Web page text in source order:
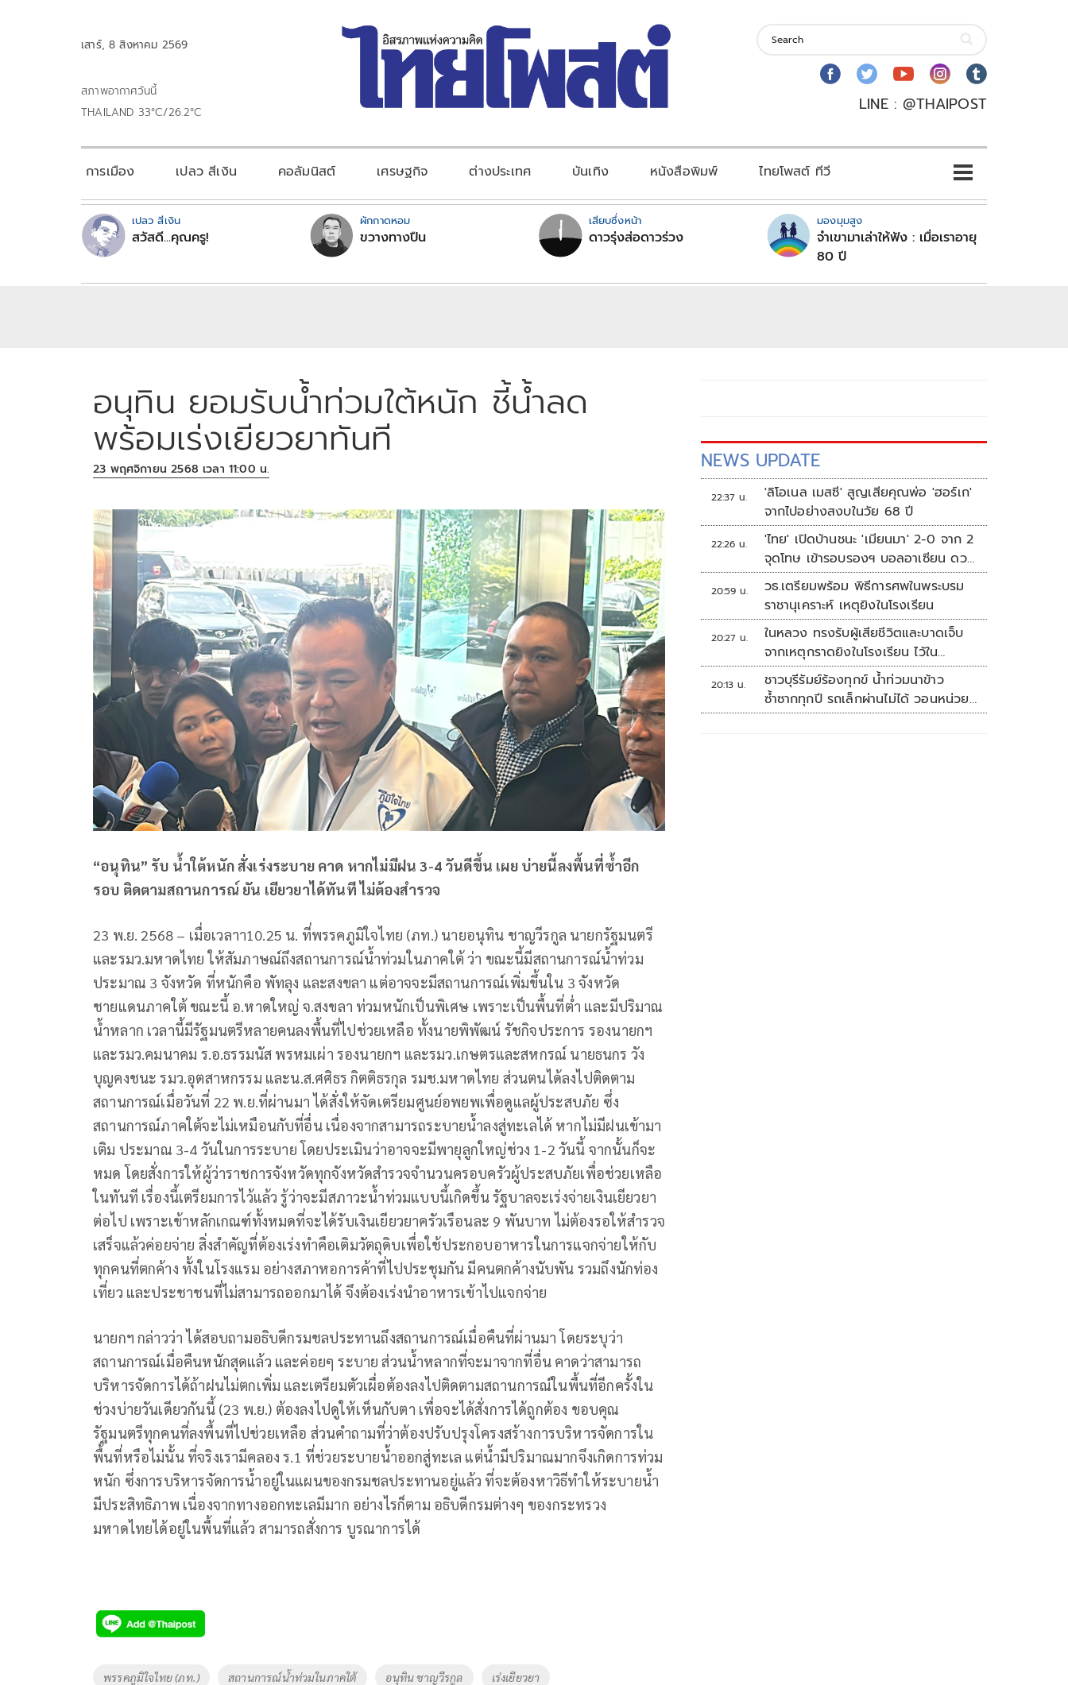
เสาร์, 8 สิงหาคม 2569
สภาพอากาศวันนี้
THAILAND 33°C/26.2°C
LINE : @THAIPOST
การเมือง เปลว สีเงิน คอลัมนิสต์ เศรษฐกิจ ต่างประเทศ บันเทิง หนังสือพิมพ์ ไทยโพสต์ ทีวี
เปลว สีเงิน
สวัสดี...คุณครู!
ผักกาดหอม
ขวางทางปืน
เสียบซึ่งหน้า
ดาวรุ่งส่อดาวร่วง
มองมุมสูง
จำเขามาเล่าให้ฟัง : เมื่อเราอายุ
80 ปี
อนุทิน ยอมรับน้ำท่วมใต้หนัก ชี้น้ำลด
พร้อมเร่งเยียวยาทันที
23 พฤศจิกายน 2568 เวลา 11:00 น.
“อนุทิน” รับ น้ำใต้หนัก สั่งเร่งระบาย คาด หากไม่มีฝน3-4 วันดีขึ้น เผย บ่ายนี้ลงพื้นที่ซ้ำอีก
รอบ ติดตามสถานการณ์ ยัน เยียวยาได้ทันที ไม่ต้องสำรวจ
23 พ.ย. 2568 – เมื่อเวลาา10.25 น. ที่พรรคภูมิใจไทย (ภท.) นายอนุทิน ชาญวีรกูล นายกรัฐมนตรี
และรมว.มหาดไทย ให้สัมภาษณ์ถึงสถานการณ์น้ำท่วมในภาคใต้ ว่า ขณะนี้มีสถานการณ์น้ำท่วม
ประมาณ 3 จังหวัด ที่หนักคือ พัทลุง และสงขลา แต่อาจจะมีสถานการณ์เพิ่มขึ้นใน 3 จังหวัด
ชายแดนภาคใต้ ขณะนี้ อ.หาดใหญ่ จ.สงขลา ท่วมหนักเป็นพิเศษ เพราะเป็นพื้นที่ต่ำ และมีปริมาณ
น้ำหลาก เวลานี้มีรัฐมนตรีหลายคนลงพื้นที่ไปช่วยเหลือ ทั้งนายพิพัฒน์ รัชกิจประการ รองนายกฯ
และรมว.คมนาคม ร.อ.ธรรมนัส พรหมเผ่า รองนายกฯ และรมว.เกษตรและสหกรณ์ นายธนกร วัง
บุญคงชนะ รมว.อุตสาหกรรม และน.ส.ศศิธร กิตติธรกุล รมช.มหาดไทย ส่วนตนได้ลงไปติดตาม
สถานการณ์เมื่อวันที่ 22 พ.ย.ที่ผ่านมา ได้สั่งให้จัดเตรียมศูนย์อพยพเพื่อดูแลผู้ประสบภัย ซึ่ง
สถานการณ์ภาคใต้จะไม่เหมือนกับที่อื่น เนื่องจากสามารถระบายน้ำลงสู่ทะเลได้ หากไม่มีฝนเข้ามา
เติม ประมาณ 3-4 วันในการระบาย โดยประเมินว่าอาจจะมีพายุลูกใหญ่ช่วง 1-2 วันนี้ จากนั้นก็จะ
หมด โดยสั่งการให้ผู้ว่าราชการจังหวัดทุกจังหวัดสำรวจจำนวนครอบครัวผู้ประสบภัยเพื่อช่วยเหลือ
ในทันที เรื่องนี้เตรียมการไว้แล้ว รู้ว่าจะมีสภาวะน้ำท่วมแบบนี้เกิดขึ้น รัฐบาลจะเร่งจ่ายเงินเยียวยา
ต่อไป เพราะเข้าหลักเกณฑ์ทั้งหมดที่จะได้รับเงินเยียวยาครัวเรือนละ 9 พันบาท ไม่ต้องรอให้สำรวจ
เสร็จแล้วค่อยจ่าย สิ่งสำคัญที่ต้องเร่งทำคือเติมวัตถุดิบเพื่อใช้ประกอบอาหารในการแจกจ่ายให้กับ
ทุกคนที่ตกค้าง ทั้งในโรงแรม อย่างสภาหอการค้าที่ไปประชุมกัน มีคนตกค้างนับพัน รวมถึงนักท่อง
เที่ยว และประชาชนที่ไม่สามารถออกมาได้ จึงต้องเร่งนำอาหารเข้าไปแจกจ่าย
นายกฯ กล่าวว่า ได้สอบถามอธิบดีกรมชลประทานถึงสถานการณ์เมื่อคืนที่ผ่านมา โดยระบุว่า
สถานการณ์เมื่อคืนหนักสุดแล้ว และค่อยๆ ระบาย ส่วนน้ำหลากที่จะมาจากที่อื่น คาดว่าสามารถ
บริหารจัดการได้ถ้าฝนไม่ตกเพิ่ม และเตรียมตัวเผื่อต้องลงไปติดตามสถานการณ์ในพื้นที่อีกครั้งใน
ช่วงบ่ายวันเดียวกันนี้ (23 พ.ย.) ต้องลงไปดูให้เห็นกับตา เพื่อจะได้สั่งการได้ถูกต้อง ขอบคุณ
รัฐมนตรีทุกคนที่ลงพื้นที่ไปช่วยเหลือ ส่วนคำถามที่ว่าต้องปรับปรุงโครงสร้างการบริหารจัดการใน
พื้นที่หรือไม่นั้น ที่จริงเรามีคลอง ร.1 ที่ช่วยระบายน้ำออกสู่ทะเล แต่น้ำมีปริมาณมากจึงเกิดการท่วม
หนัก ซึ่งการบริหารจัดการน้ำอยู่ในแผนของกรมชลประทานอยู่แล้ว ที่จะต้องหาวิธีทำให้ระบายน้ำ
มีประสิทธิภาพ เนื่องจากทางออกทะเลมีมาก อย่างไรก็ตาม อธิบดีกรมต่างๆ ของกระทรวง
มหาดไทยได้อยู่ในพื้นที่แล้ว สามารถสั่งการ บูรณาการได้
Tags
พรรคภูมิใจไทย (ภท.) สถานการณ์น้ำท่วมในภาคใต้ อนุทิน ชาญวีรกูล เร่งเยียวยา
NEWS UPDATE
22:37 น.
'ลิโอเนล เมสซี' สูญเสียคุณพ่อ 'ฮอร์เก'
จากไปอย่างสงบในวัย 68 ปี
22:26 น.
'ไทย' เปิดบ้านชนะ 'เมียนมา' 2-0 จาก 2
จุดโทษ เข้ารอบรองฯ บอลอาเซียน ดวล
'สิงคโปร์'
20:59 น.
วธ.เตรียมพร้อม พิธีการศพในพระบรม
ราชานุเคราะห์ เหตุยิงในโรงเรียน
20:27 น.
ในหลวง ทรงรับผู้เสียชีวิตและบาดเจ็บ
จากเหตุกราดยิงในโรงเรียน ไว้ใน
พระบรมราชานุเคราะห์
20:13 น.
ชาวบุรีรัมย์ร้องทุกข์ น้ำท่วมนาข้าว
ซ้ำซากทุกปี รถเล็กผ่านไม่ได้ วอนหน่วย
งานเร่งแก้ไข